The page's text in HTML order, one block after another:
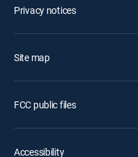
Privacy notices
Site map
FCC public files
Accessibility